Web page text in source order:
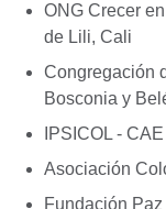
ONG Crecer
de Lili, Cali
Congregación
Bosconia y
IPSICOL -
Asociación
Fundación